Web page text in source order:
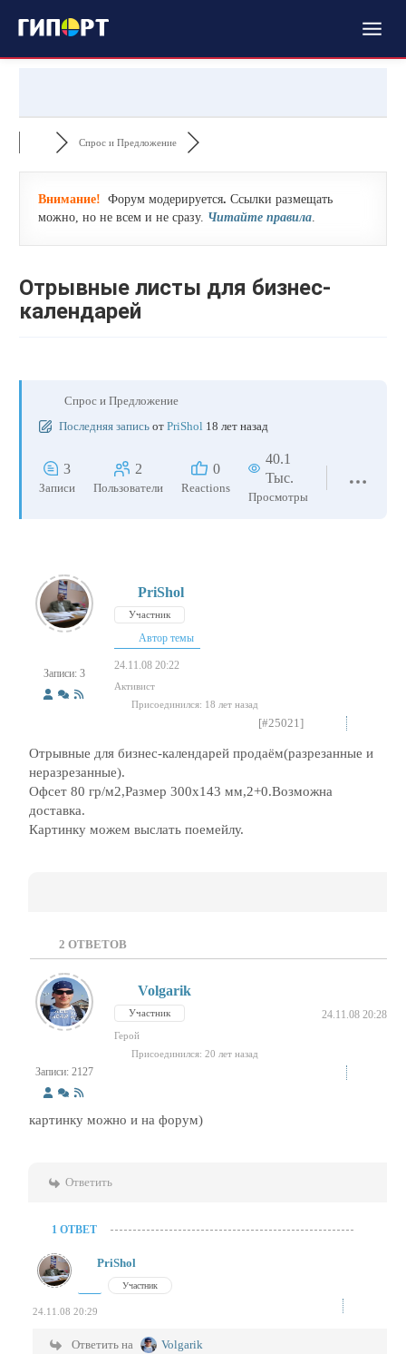
Спрос и Предложение
Внимание! Форум модерируется. Ссылки размещать
можно, но не всем и не сразу. Читайте правила.
Отрывные листы для бизнес-
календарей
Спрос и Предложение
Последняя запись от PriShol 18 лет назад
3
Записи
2
Пользователи
0
Reactions
40.1
Тыс.
Просмотры
Записи: 3
PriShol
Участник
Автор темы
24.11.08 20:22
Активист
Присоединился: 18 лет назад
[#25021]
Отрывные для бизнес-календарей продаём(разрезанные и
неразрезанные).
Офсет 80 гр/м2,Размер 300х143 мм,2+0.Возможна
доставка.
Картинку можем выслать поемейлу.
2 ОТВЕТОВ
Записи: 2127
Volgarik
Участник 24.11.08 20:28
Герой
Присоединился: 20 лет назад
картинку можно и на форум)
Ответить
1 ОТВЕТ
PriShol
Участник
24.11.08 20:29
Ответить на Volgarik